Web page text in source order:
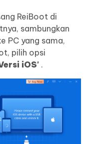
ReiBoot di
sambungkan
PC yang sama,
pilih opsi
iOS' .